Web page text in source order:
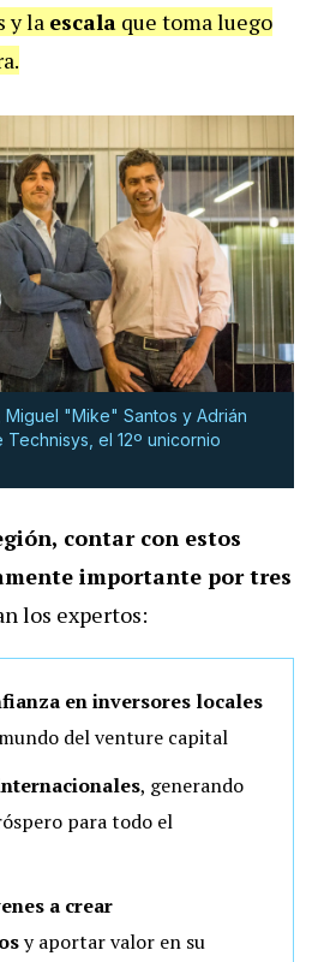
y la escala que toma luego
Miguel "Mike" Santos y Adrián
el 12º unicornio
contar con estos
importante por tres
los expertos:
en inversores locales
del venture capital
, generando
para todo el
a crear
y aportar valor en su